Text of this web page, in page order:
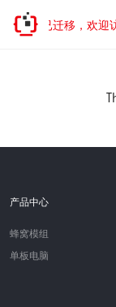
站地址已迁移，欢迎
产品中心
蜂窝模组
单板电脑